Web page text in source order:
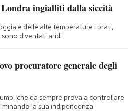
ingialliti dalla siccità
e delle alte temperature i prati,
diventati aridi
procuratore generale degli
che da sempre prova a controllare
la sua indipendenza